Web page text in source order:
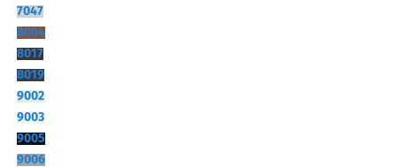
7047
8004
8017
8019
9002
9003
9005
9006